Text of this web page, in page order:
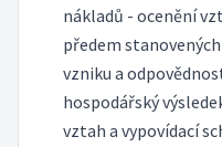
nákladů - ocenění
předem
vzniku a
hospodářský
vztah a vypovídací